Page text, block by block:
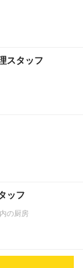
スタッフ
ッフ
の厨房